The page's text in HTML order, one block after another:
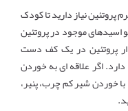
بارداری شما روزانه حداقل به 60 گرم پروتئین نیاز دارید تا کودک
اسیدهای موجود در پروتئین
پروتئین در یک کف دست
اگر علاقه ای به خوردن
با خوردن شیر کم چرب، پنیر،